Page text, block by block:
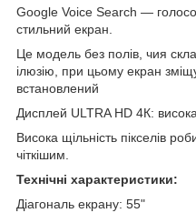
Google Voice Search —
стильний екран.
Це модель без полів, чия
ілюзію, при цьому екран
встановлений
Дисплей ULTRA HD 4К:
Висока щільність пікселів
чіткішим.
Технічні характеристики:
Діагональ екрану: 55"